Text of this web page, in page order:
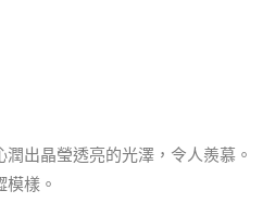
出晶瑩透亮的光澤，令人羨慕。
樣。